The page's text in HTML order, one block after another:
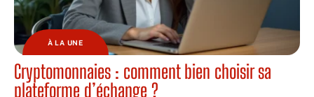
À LA UNE
Cryptomonnaies : comment bien choisir sa
plateforme d’échange ?